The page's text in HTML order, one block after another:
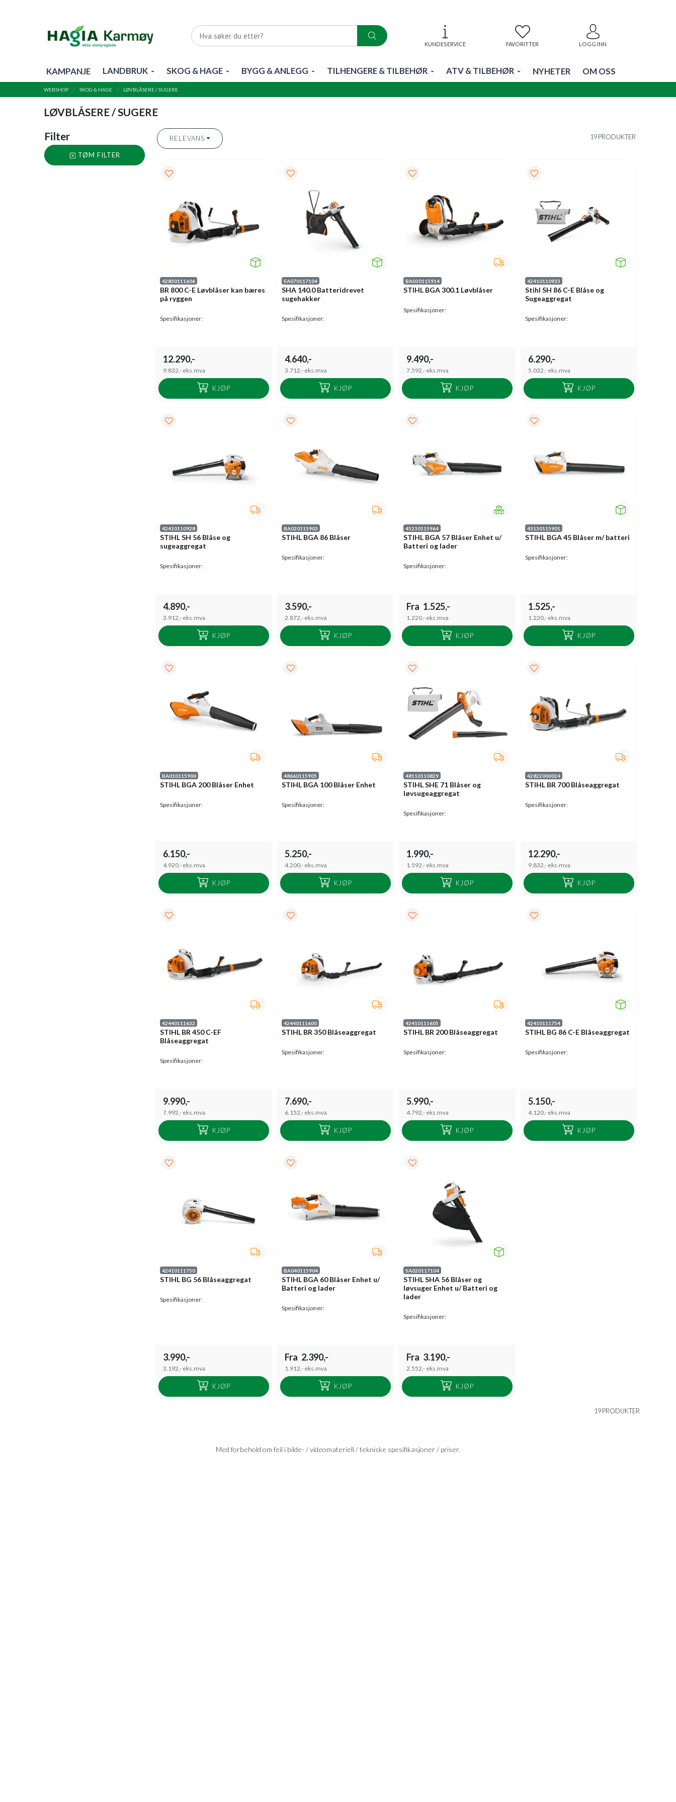
KUNDESERVICE FAVORITTER LOGG INN
KAMPANJE LANDBRUK SKOG & HAGE BYGG & ANLEGG TILHENGERE & TILBEHØR ATV & TILBEHØR NYHETER OM OSS
WEBSHOP SKOG & HAGE LØVBLÅSERE / SUGERE
LØVBLÅSERE / SUGERE
Filter
TØM FILTER
RELEVANS 19 PRODUKTER
42830111606
BR 800 C-E Løvblåser kan bæres
på ryggen
Spesifikasjoner:
12.290,-
9.832,- eks.mva
KJØP
SA070117104
SHA 140.0 Batteridrevet
sugehakker
Spesifikasjoner:
4.640,-
3.712,- eks.mva
KJØP
BA030115914
STIHL BGA 300.1 Løvblåser
Spesifikasjoner:
9.490,-
7.592,- eks.mva
KJØP
42410110933
Stihl SH 86 C-E Blåse og
Sugeaggregat
Spesifikasjoner:
6.290,-
5.032,- eks.mva
KJØP
42410110928
STIHL SH 56 Blåse og
sugeaggregat
Spesifikasjoner:
4.890,-
3.912,- eks.mva
KJØP
BA020115903
STIHL BGA 86 Blåser
Spesifikasjoner:
3.590,-
2.872,- eks.mva
KJØP
45230115964
STIHL BGA 57 Blåser Enhet u/
Batteri og lader
Spesifikasjoner:
Fra 1.525,-
1.220,- eks.mva
KJØP
45130115901
STIHL BGA 45 Blåser m/ batteri
Spesifikasjoner:
1.525,-
1.220,- eks.mva
KJØP
BA010115900
STIHL BGA 200 Blåser Enhet
Spesifikasjoner:
6.150,-
4.920,- eks.mva
KJØP
48660115905
STIHL BGA 100 Blåser Enhet
Spesifikasjoner:
5.250,-
4.200,- eks.mva
KJØP
48110110829
STIHL SHE 71 Blåser og
løvsugeaggregat
Spesifikasjoner:
1.990,-
1.592,- eks.mva
KJØP
42822000024
STIHL BR 700 Blåseaggregat
Spesifikasjoner:
12.290,-
9.832,- eks.mva
KJØP
42440111632
STIHL BR 450 C-EF
Blåseaggregat
Spesifikasjoner:
9.990,-
7.992,- eks.mva
KJØP
42440111600
STIHL BR 350 Blåseaggregat
Spesifikasjoner:
7.690,-
6.152,- eks.mva
KJØP
42410111605
STIHL BR 200 Blåseaggregat
Spesifikasjoner:
5.990,-
4.792,- eks.mva
KJØP
42410111754
STIHL BG 86 C-E Blåseaggregat
Spesifikasjoner:
5.150,-
4.120,- eks.mva
KJØP
42410111750
STIHL BG 56 Blåseaggregat
Spesifikasjoner:
3.990,-
3.192,- eks.mva
KJØP
BA040115904
STIHL BGA 60 Blåser Enhet u/
Batteri og lader
Spesifikasjoner:
Fra 2.390,-
1.912,- eks.mva
KJØP
SA020117104
STIHL SHA 56 Blåser og
løvsuger Enhet u/ Batteri og
lader
Spesifikasjoner:
Fra 3.190,-
2.552,- eks.mva
KJØP
19 PRODUKTER
Med forbehold om feil i bilde- / videomateriell / tekniske spesifikasjoner / priser.